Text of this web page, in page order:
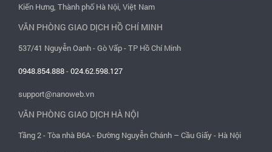
Kiến Hưng, Thành phố Hà Nội, Việt Nam
VĂN PHÒNG GIAO DỊCH HỒ CHÍ MINH
537/41 Nguyễn Oanh - Gò Vấp - TP Hồ Chí Minh
0948.854.888-024.62.598.127
support@nanoweb.vn
VĂN PHÒNG GIAO DỊCH HÀ NỘI
Tầng 2 - Tòa nhà B6A - Đường Nguyễn Chánh – Cầu Giấy - Hà Nội